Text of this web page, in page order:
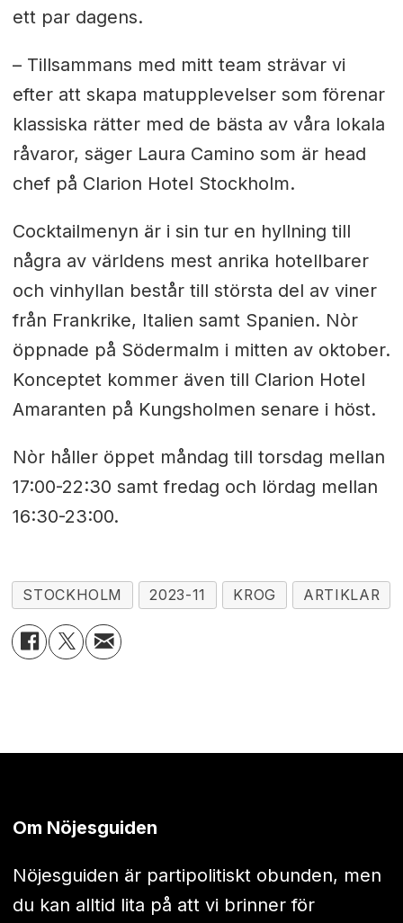
ett par dagens.
– Tillsammans med mitt team strävar vi
efter att skapa matupplevelser som förenar
klassiska rätter med de bästa av våra lokala
råvaror, säger Laura Camino som är head
chef på Clarion Hotel Stockholm.
Cocktailmenyn är i sin tur en hyllning till
några av världens mest anrika hotellbarer
och vinhyllan består till största del av viner
från Frankrike, Italien samt Spanien. Nòr
öppnade på Södermalm i mitten av oktober.
Konceptet kommer även till Clarion Hotel
Amaranten på Kungsholmen senare i höst.
Nòr håller öppet måndag till torsdag mellan
17:00-22:30 samt fredag och lördag mellan
16:30-23:00.
STOCKHOLM 2023-11 KROG ARTIKLAR
Om Nöjesguiden
Nöjesguiden är partipolitiskt obunden, men
du kan alltid lita på att vi brinner för